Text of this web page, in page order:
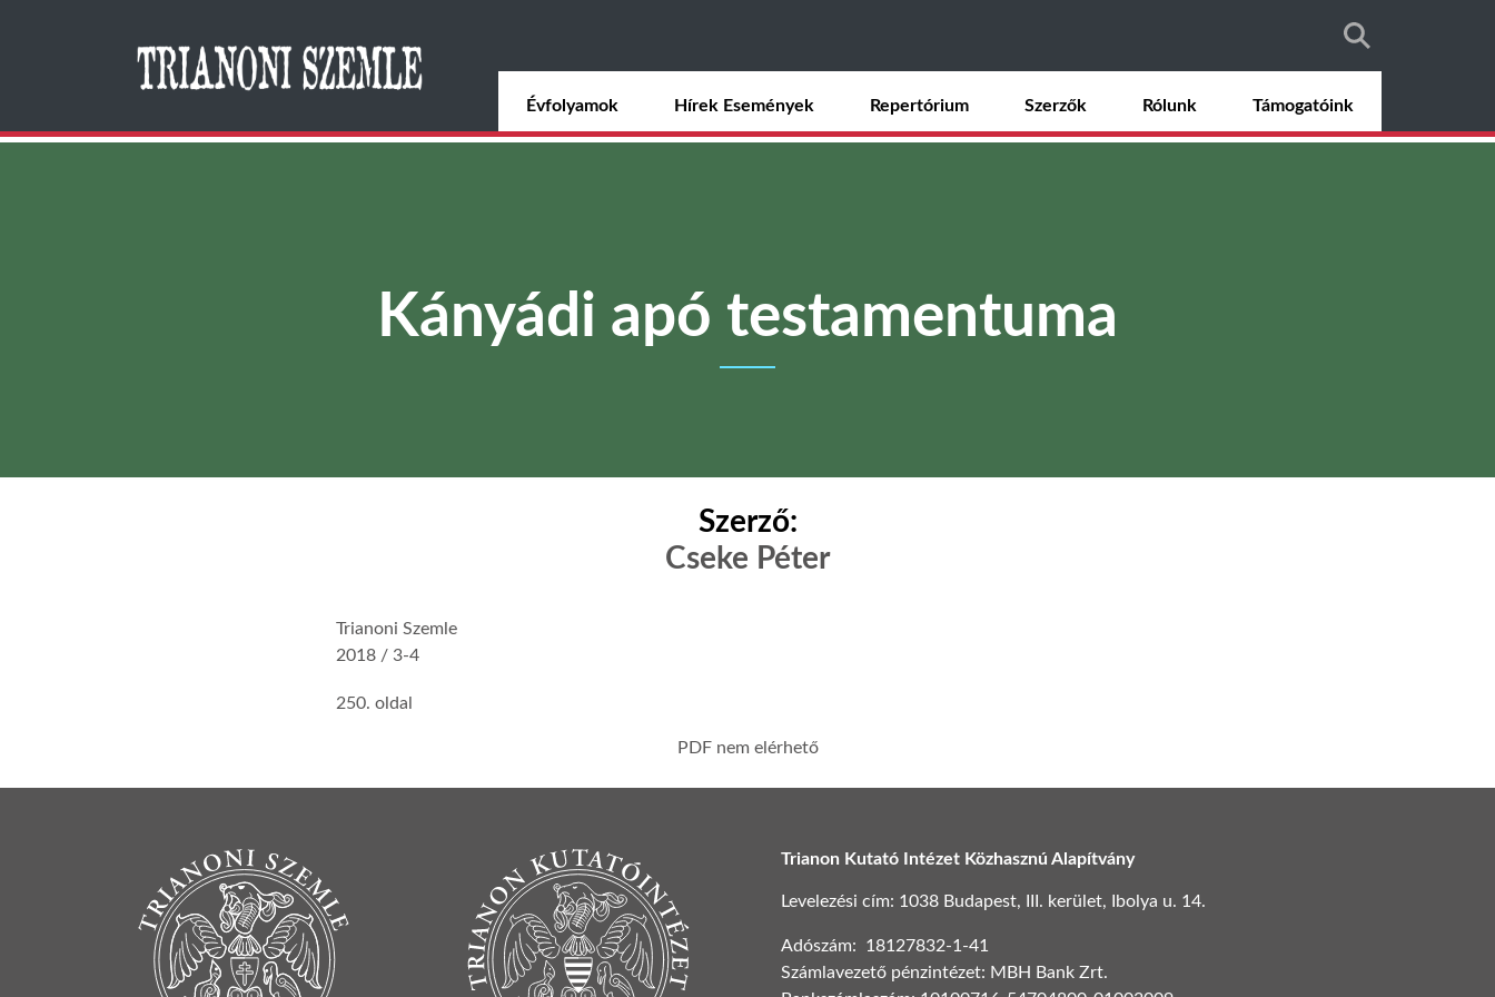
tartalomra
Évfolyamok Hírek Események Repertórium Szerzők Rólunk Támogatóink
Kányádi apó testamentuma
Szerző:
Cseke Péter
Trianoni Szemle
2018 / 3-4
250. oldal
PDF nem elérhető
Trianon Kutató Intézet Közhasznú Alapítvány
Levelezési cím: 1038 Budapest, III. kerület, Ibolya u. 14.
Adószám: 18127832-1-41
Számlavezető pénzintézet: MBH Bank Zrt.